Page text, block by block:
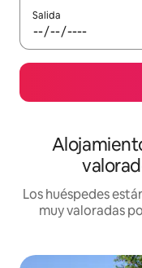
Salida
Los huéspedes
muy valoradas